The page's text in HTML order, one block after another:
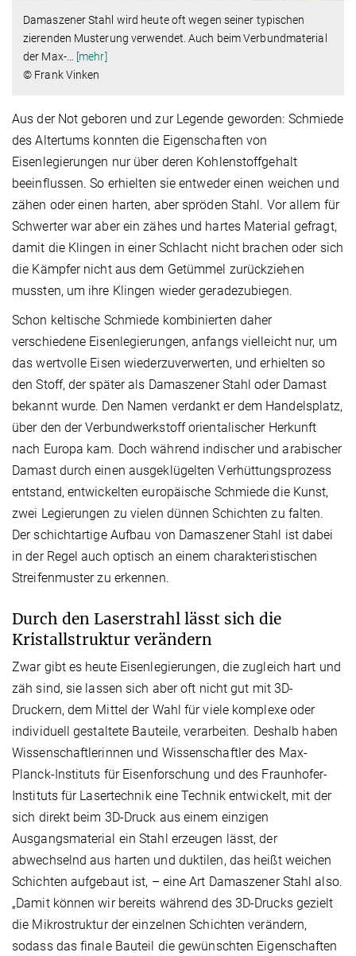
Damaszener Stahl wird heute oft wegen seiner typischen
zierenden Musterung verwendet. Auch beim Verbundmaterial
der Max-…
[mehr]
© Frank Vinken
Aus der Not geboren und zur Legende geworden: Schmiede
des Altertums konnten die Eigenschaften von
Eisenlegierungen nur über deren Kohlenstoffgehalt
beeinflussen. So erhielten sie entweder einen weichen und
zähen oder einen harten, aber spröden Stahl. Vor allem für
Schwerter war aber ein zähes und hartes Material gefragt,
damit die Klingen in einer Schlacht nicht brachen oder sich
die Kämpfer nicht aus dem Getümmel zurückziehen
mussten, um ihre Klingen wieder geradezubiegen.
Schon keltische Schmiede kombinierten daher
verschiedene Eisenlegierungen, anfangs vielleicht nur, um
das wertvolle Eisen wiederzuverwerten, und erhielten so
den Stoff, der später als Damaszener Stahl oder Damast
bekannt wurde. Den Namen verdankt er dem Handelsplatz,
über den der Verbundwerkstoff orientalischer Herkunft
nach Europa kam. Doch während indischer und arabischer
Damast durch einen ausgeklügelten Verhüttungsprozess
entstand, entwickelten europäische Schmiede die Kunst,
zwei Legierungen zu vielen dünnen Schichten zu falten.
Der schichtartige Aufbau von Damaszener Stahl ist dabei
in der Regel auch optisch an einem charakteristischen
Streifenmuster zu erkennen.
Durch den Laserstrahl lässt sich die
Kristallstruktur verändern
Zwar gibt es heute Eisenlegierungen, die zugleich hart und
zäh sind, sie lassen sich aber oft nicht gut mit 3D-
Druckern, dem Mittel der Wahl für viele komplexe oder
individuell gestaltete Bauteile, verarbeiten. Deshalb haben
Wissenschaftlerinnen und Wissenschaftler des Max-
Planck-Instituts für Eisenforschung und des Fraunhofer-
Instituts für Lasertechnik eine Technik entwickelt, mit der
sich direkt beim 3D-Druck aus einem einzigen
Ausgangsmaterial ein Stahl erzeugen lässt, der
abwechselnd aus harten und duktilen, das heißt weichen
Schichten aufgebaut ist, – eine Art Damaszener Stahl also.
„Damit können wir bereits während des 3D-Drucks gezielt
die Mikrostruktur der einzelnen Schichten verändern,
sodass das finale Bauteil die gewünschten Eigenschaften